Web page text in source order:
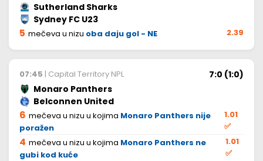
Sutherland Sharks
Sydney FC U23
5 mečeva u nizu oba daju gol - NE 2.39
07:45 | Capital Territory NPL
7:0 (1:0)
Monaro Panthers
Belconnen United
6 mečeva u nizu u kojima Monaro Panthers nije
poražen
1.01
✅
4 mečeva u nizu u kojima Monaro Panthers ne
gubi kod kuće
1.01
✅